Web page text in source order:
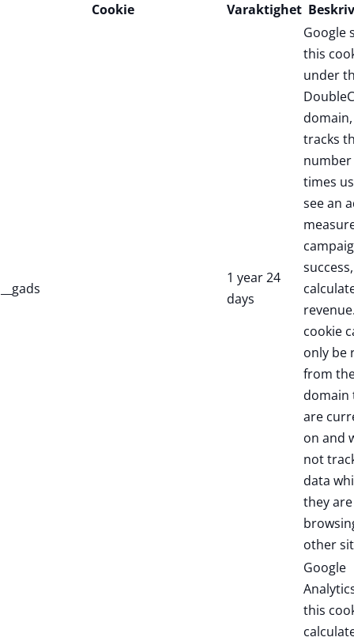
Cookie
Varaktighet
__gads
1 year 24
days
Google
this
under
domain,
tracks
times
see an
cookie
only be
from
domain
are
on and
not
data
they are
other
Google
this